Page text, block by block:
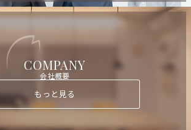
COMPANY
会社概要
もっと見る